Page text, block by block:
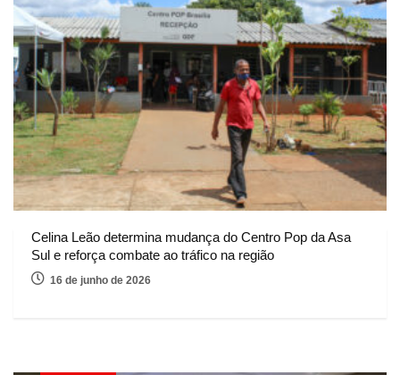
Celina Leão determina mudança do Centro Pop da Asa
Sul e reforça combate ao tráfico na região
16 de junho de 2026